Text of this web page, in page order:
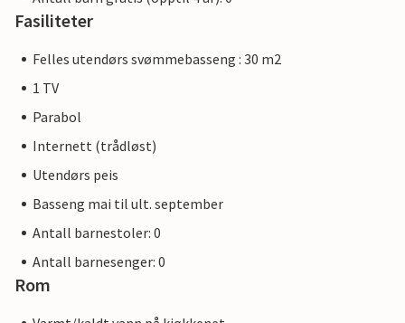
Fasiliteter
Felles utendørs svømmebasseng : 30 m2
1 TV
Parabol
Internett (trådløst)
Utendørs peis
Basseng mai til ult. september
Antall barnestoler: 0
Antall barnesenger: 0
Rom